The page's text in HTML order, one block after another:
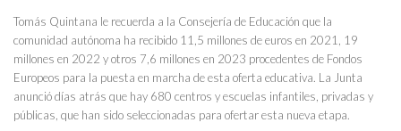
Tomás Quintana le recuerda a la Consejería de Educación que la
comunidad autónoma ha recibido 11,5 millones de euros en 2021, 19
millones en 2022 y otros 7,6 millones en 2023 procedentes de Fondos
Europeos para la puesta en marcha de esta oferta educativa. La Junta
anunció días atrás que hay 680 centros y escuelas infantiles, privadas y
públicas, que han sido seleccionadas para ofertar esta nueva etapa.